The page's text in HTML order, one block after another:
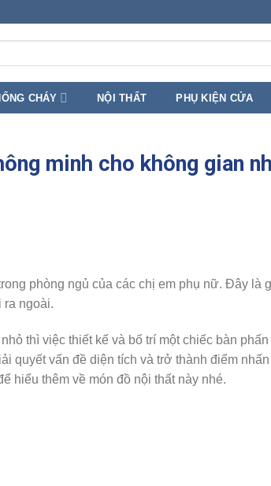
CHÁY NỘI THẤT PHỤ KIỆN CỬA
minh cho không gian
phòng ngủ của các chị em phụ nữ. Đây là
ra ngoài.
thì việc thiết kế và bố trí một chiếc bàn phấn
quyết vấn đề diện tích và trở thành điểm nhấn
hiểu thêm về món đồ nội thất này nhé.